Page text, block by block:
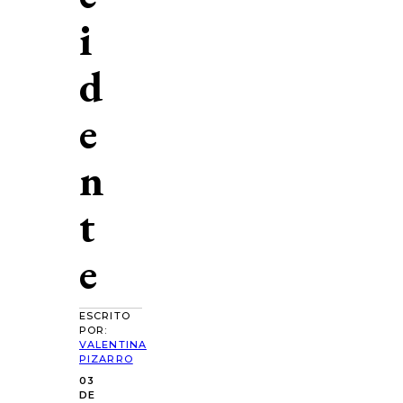
i
d
e
n
t
e
ESCRITO
POR:
VALENTINA
PIZARRO
03
DE